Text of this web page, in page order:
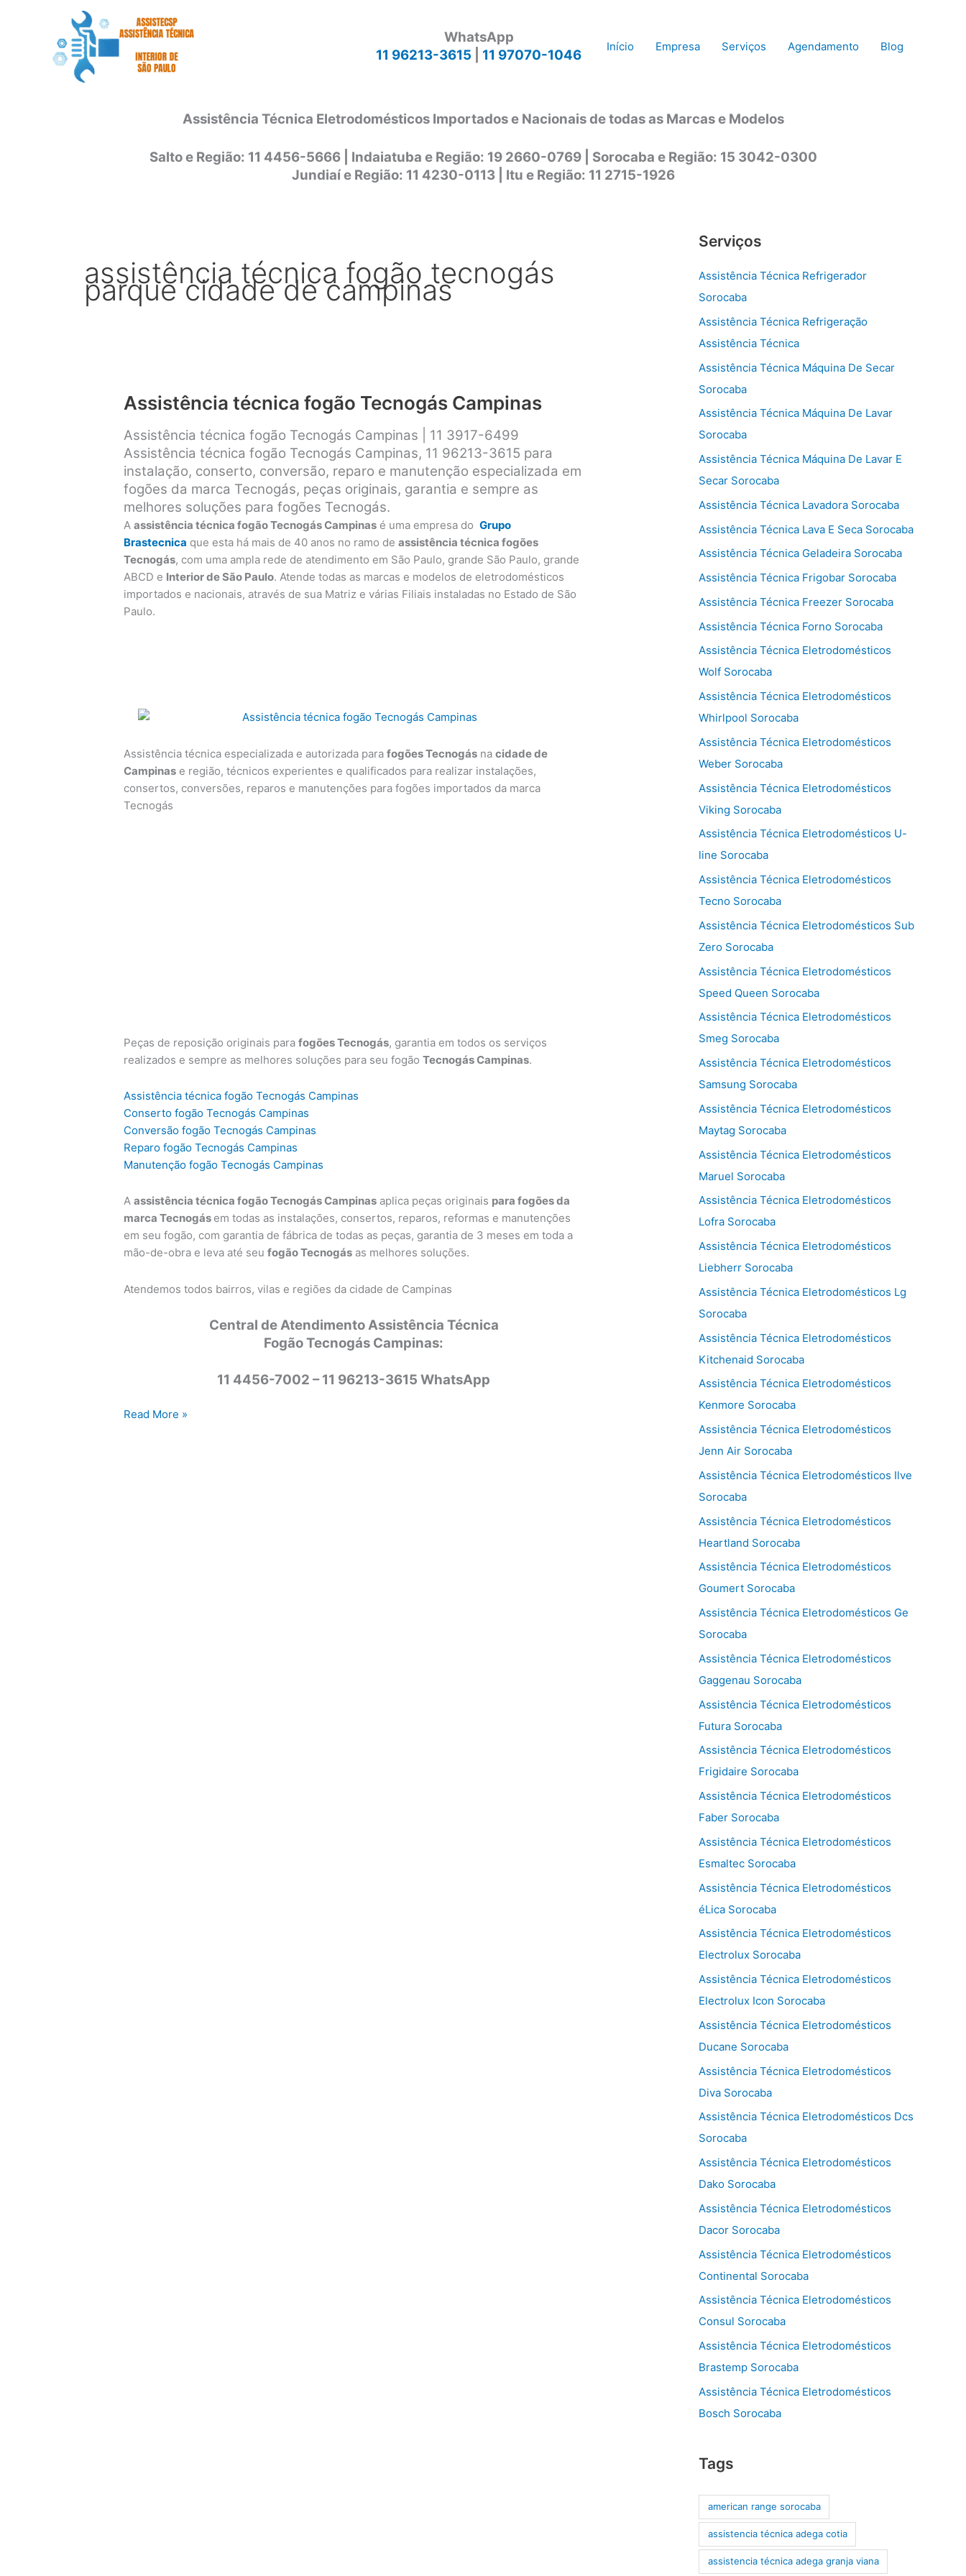
WhatsApp
11 96213-3615
11 97070-1046
Início Empresa Serviços Agendamento Blog
Assistência Técnica Eletrodomésticos Importados e Nacionais de todas as Marcas e Modelos
Salto e Região: 11 4456-5666 | Indaiatuba e Região: 19 2660-0769 | Sorocaba e Região: 15 3042-0300
Jundiaí e Região: 11 4230-0113 | Itu e Região: 11 2715-1926
assistência técnica fogão tecnogás
parque cidade de campinas
Assistência técnica fogão Tecnogás Campinas
Assistência técnica fogão Tecnogás Campinas | 11 3917-6499
Assistência técnica fogão Tecnogás Campinas, 11 96213-3615 para
instalação, conserto, conversão, reparo e manutenção especializada em
fogões da marca Tecnogás, peças originais, garantia e sempre as
melhores soluções para fogões Tecnogás.
Aassistência técnica fogão Tecnogás Campinas é uma empresa doGrupo
Brastecnica que esta há mais de 40 anos no ramo deassistência técnica fogões
Tecnogás, com uma ampla rede de atendimento em São Paulo, grande São Paulo, grande
ABCD e Interior de São Paulo. Atende todas as marcas e modelos de eletrodomésticos
importados e nacionais, através de sua Matriz e várias Filiais instaladas no Estado de São
Paulo.
Assistência técnica especializada e autorizada parafogões Tecnogás nacidade de
Campinas e região, técnicos experientes e qualificados para realizar instalações,
consertos, conversões, reparos e manutenções para fogões importados da marca
Tecnogás
Peças de reposição originais parafogões Tecnogás, garantia em todos os serviços
realizados e sempre as melhores soluções para seu fogãoTecnogás Campinas.
Assistência técnica fogão Tecnogás Campinas
Conserto fogão Tecnogás Campinas
Conversão fogão Tecnogás Campinas
Reparo fogão Tecnogás Campinas
Manutenção fogão Tecnogás Campinas
Aassistência técnica fogão Tecnogás Campinas aplica peças originais para fogões da
marca Tecnogás em todas as instalações, consertos, reparos, reformas e manutenções
em seu fogão, com garantia de fábrica de todas as peças, garantia de 3 meses em toda a
mão-de-obra e leva até seufogão Tecnogás as melhores soluções.
Atendemos todos bairros, vilas e regiões da cidade de Campinas
Central de Atendimento Assistência Técnica
Fogão Tecnogás Campinas:
11 4456-7002 – 11 96213-3615 WhatsApp
Assistência
Read More »
Serviços
Assistência Técnica Refrigerador
Sorocaba
Assistência Técnica Refrigeração
Assistência Técnica
Assistência Técnica Máquina De Secar
Sorocaba
Assistência Técnica Máquina De Lavar
Sorocaba
Assistência Técnica Máquina De Lavar E
Secar Sorocaba
Assistência Técnica Lavadora Sorocaba
Assistência Técnica Lava E Seca Sorocaba
Assistência Técnica Geladeira Sorocaba
Assistência Técnica Frigobar Sorocaba
Assistência Técnica Freezer Sorocaba
Assistência Técnica Forno Sorocaba
Assistência Técnica Eletrodomésticos
Wolf Sorocaba
Assistência Técnica Eletrodomésticos
Whirlpool Sorocaba
Assistência Técnica Eletrodomésticos
Weber Sorocaba
Assistência Técnica Eletrodomésticos
Viking Sorocaba
Assistência Técnica Eletrodomésticos U-
line Sorocaba
Assistência Técnica Eletrodomésticos
Tecno Sorocaba
Assistência Técnica Eletrodomésticos Sub
Zero Sorocaba
Assistência Técnica Eletrodomésticos
Speed Queen Sorocaba
Assistência Técnica Eletrodomésticos
Smeg Sorocaba
Assistência Técnica Eletrodomésticos
Samsung Sorocaba
Assistência Técnica Eletrodomésticos
Maytag Sorocaba
Assistência Técnica Eletrodomésticos
Maruel Sorocaba
Assistência Técnica Eletrodomésticos
Lofra Sorocaba
Assistência Técnica Eletrodomésticos
Liebherr Sorocaba
Assistência Técnica Eletrodomésticos Lg
Sorocaba
Assistência Técnica Eletrodomésticos
Kitchenaid Sorocaba
Assistência Técnica Eletrodomésticos
Kenmore Sorocaba
Assistência Técnica Eletrodomésticos
Jenn Air Sorocaba
Assistência Técnica Eletrodomésticos Ilve
Sorocaba
Assistência Técnica Eletrodomésticos
Heartland Sorocaba
Assistência Técnica Eletrodomésticos
Goumert Sorocaba
Assistência Técnica Eletrodomésticos Ge
Sorocaba
Assistência Técnica Eletrodomésticos
Gaggenau Sorocaba
Assistência Técnica Eletrodomésticos
Futura Sorocaba
Assistência Técnica Eletrodomésticos
Frigidaire Sorocaba
Assistência Técnica Eletrodomésticos
Faber Sorocaba
Assistência Técnica Eletrodomésticos
Esmaltec Sorocaba
Assistência Técnica Eletrodomésticos
éLica Sorocaba
Assistência Técnica Eletrodomésticos
Electrolux Sorocaba
Assistência Técnica Eletrodomésticos
Electrolux Icon Sorocaba
Assistência Técnica Eletrodomésticos
Ducane Sorocaba
Assistência Técnica Eletrodomésticos
Diva Sorocaba
Assistência Técnica Eletrodomésticos Dcs
Sorocaba
Assistência Técnica Eletrodomésticos
Dako Sorocaba
Assistência Técnica Eletrodomésticos
Dacor Sorocaba
Assistência Técnica Eletrodomésticos
Continental Sorocaba
Assistência Técnica Eletrodomésticos
Consul Sorocaba
Assistência Técnica Eletrodomésticos
Brastemp Sorocaba
Assistência Técnica Eletrodomésticos
Bosch Sorocaba
Tags
american range sorocaba
assistencia técnica adega cotia
assistencia técnica adega granja viana